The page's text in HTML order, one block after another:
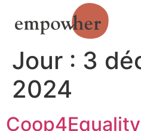
Jour : 3
2024